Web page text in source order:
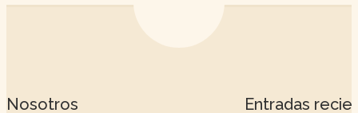
Nosotros Entradas